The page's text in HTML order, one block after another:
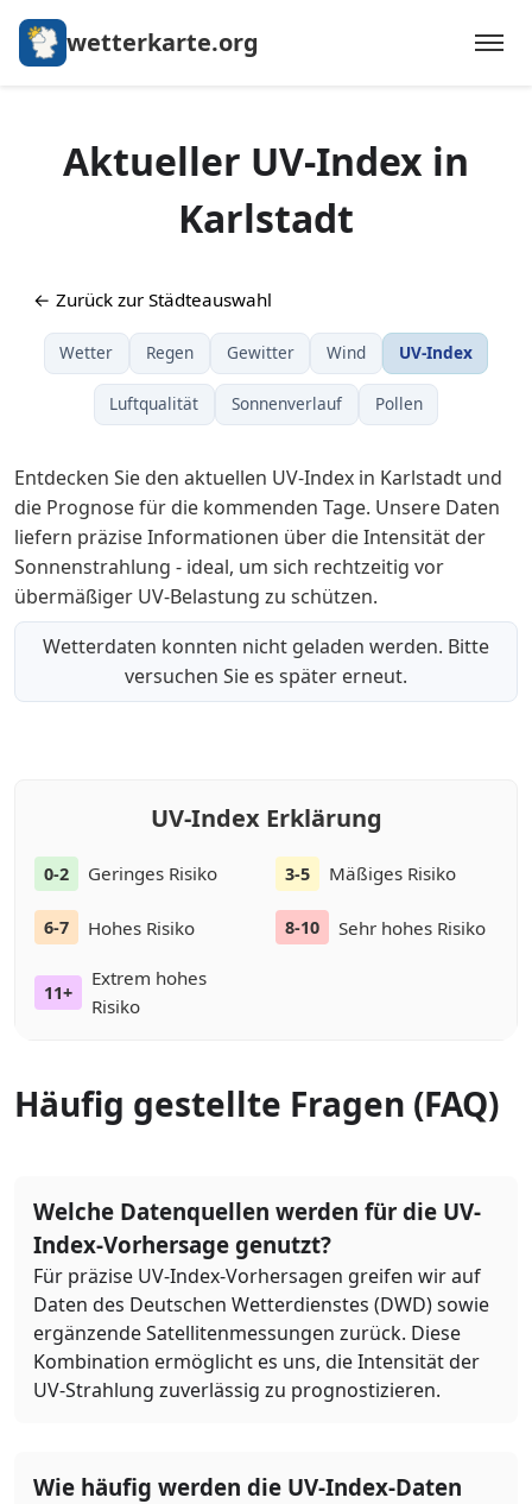
wetterkarte.org
Aktueller UV-Index in
Karlstadt
← Zurück zur Städteauswahl
Wetter Regen Gewitter Wind UV-Index
Luftqualität Sonnenverlauf Pollen
Entdecken Sie den aktuellen UV-Index in Karlstadt und
die Prognose für die kommenden Tage. Unsere Daten
liefern präzise Informationen über die Intensität der
Sonnenstrahlung - ideal, um sich rechtzeitig vor
übermäßiger UV-Belastung zu schützen.
Wetterdaten konnten nicht geladen werden. Bitte
versuchen Sie es später erneut.
UV-Index Erklärung
0-2 Geringes Risiko 3-5 Mäßiges Risiko
6-7 Hohes Risiko 8-10 Sehr hohes Risiko
11+
Extrem hohes
Risiko
Häufig gestellte Fragen (FAQ)
Welche Datenquellen werden für die UV-
Index-Vorhersage genutzt?
Für präzise UV-Index-Vorhersagen greifen wir auf
Daten des Deutschen Wetterdienstes (DWD) sowie
ergänzende Satellitenmessungen zurück. Diese
Kombination ermöglicht es uns, die Intensität der
UV-Strahlung zuverlässig zu prognostizieren.
Wie häufig werden die UV-Index-Daten